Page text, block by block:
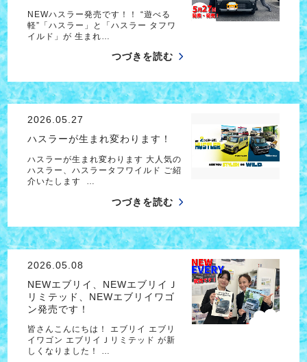
NEWハスラー発売です！！ “遊べる
軽”「ハスラー」と「ハスラー タフワ
イルド」が 生まれ…
つづきを読む
2026.05.27
ハスラーが生まれ変わります！
ハスラーが生まれ変わります 大人気の
ハスラー、ハスラータフワイルド ご紹
介いたします …
つづきを読む
2026.05.08
NEWエブリイ、NEWエブリイＪ
リミテッド、NEWエブリイワゴ
ン発売です！
皆さんこんにちは！ エブリイ エブリ
イワゴン エブリイＪリミテッド が新
しくなりました！ …